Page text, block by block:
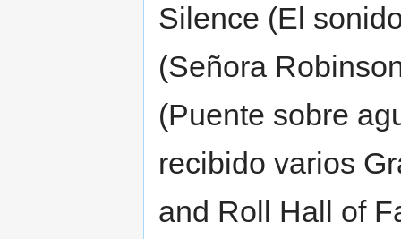
Silence (El
(Señora
(Puente sobre
recibido varios
and Roll Hall of